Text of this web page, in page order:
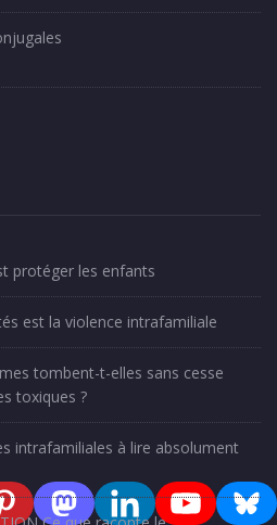
protéger les enfants
est la violence intrafamiliale
tombent-t-elles sans cesse
toxiques ?
intrafamiliales à lire absolument